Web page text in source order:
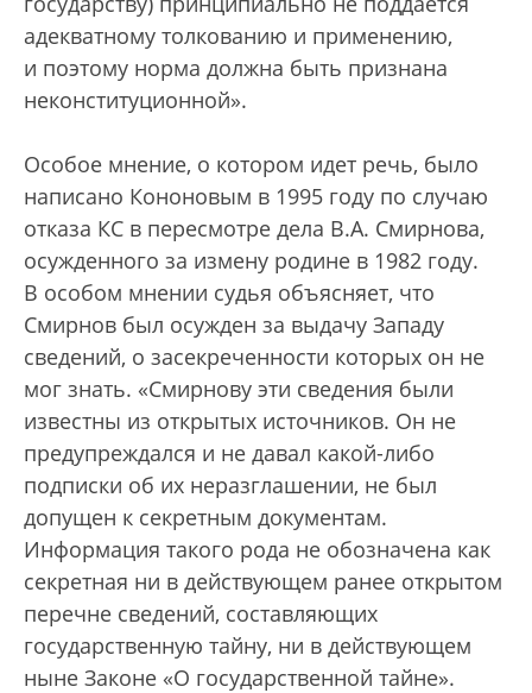
адекватному толкованию и применению,
и поэтому норма должна быть признана
неконституционной».
Особое мнение, о котором идет речь, было
написано Кононовым в 1995 году по случаю
отказа КС в пересмотре дела В.А. Смирнова,
осужденного за измену родине в 1982 году.
В особом мнении судья объясняет, что
Смирнов был осужден за выдачу Западу
сведений, о засекреченности которых он не
мог знать. «Смирнову эти сведения были
известны из открытых источников. Он не
предупреждался и не давал какой-либо
подписки об их неразглашении, не был
допущен к секретным документам.
Информация такого рода не обозначена как
секретная ни в действующем ранее открытом
перечне сведений, составляющих
государственную тайну, ни в действующем
ныне Законе «О государственной тайне».